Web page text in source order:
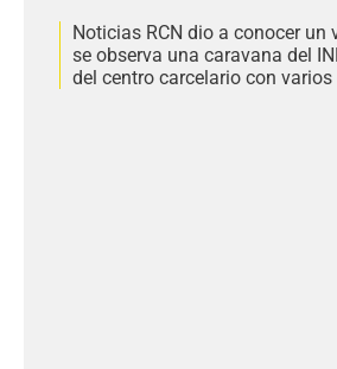
Noticias RCN dio a conocer un
se observa una caravana del
del centro carcelario con